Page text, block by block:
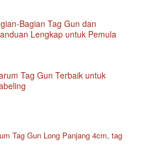
Bagian Tag Gun dan
Lengkap untuk Pemula
Tag Gun Terbaik untuk
Tag Gun Long Panjang 4cm, tag